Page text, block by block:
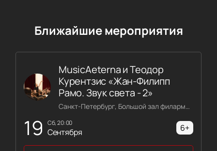
Ближайшие мероприятия
19 сб, 20:00
Сентября
MusicAeterna и Теодор
Курентзис «Жан-Филипп
Рамо. Звук света - 2»
Санкт-Петербург, Большой зал филармонии имени Шостаковича
6+